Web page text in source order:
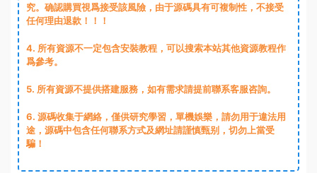
究。确認購買視爲接受該風險，由于源碼具有可複制性，不接受
任何理由退款！！！
4. 所有資源不一定包含安裝教程，可以搜索本站其他資源教程作
爲參考。
5. 所有資源不提供搭建服務，如有需求請提前聯系客服咨詢。
6. 源碼收集于網絡，僅供研究學習，單機娛樂，請勿用于違法用
途，源碼中包含任何聯系方式及網址請謹慎甄别，切勿上當受
騙！